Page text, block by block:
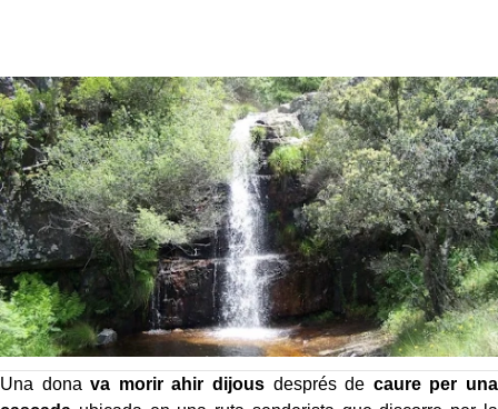
Una donava morir ahir dijousdesprés de caure per una